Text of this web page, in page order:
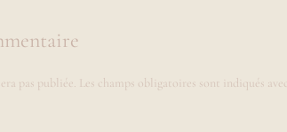
pas publiée. Les champs obligatoires sont indiqués avec